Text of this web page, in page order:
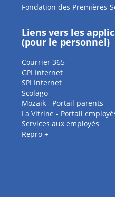
Fondation des Premières-
Liens vers les
(pour le personnel)
Courrier 365
GPI Internet
SPI Internet
Scolago
Mozaik - Portail parents
La Vitrine - Portail
Services aux employés
Repro +